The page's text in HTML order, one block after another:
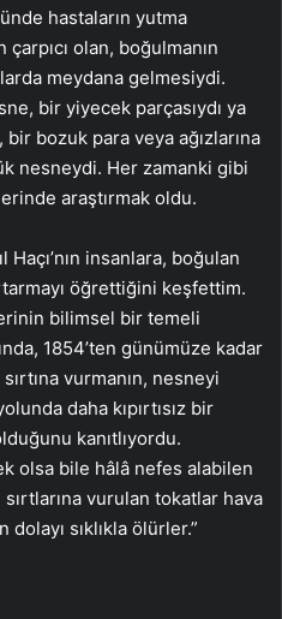
hastaların yutma
olan, boğulmanın
meydana gelmesiydi.
bir yiyecek parçasıydı ya
bozuk para veya ağızlarına
nesneydi. Her zamanki gibi
araştırmak oldu.
Haçı’nın insanlara, boğulan
öğrettiğini keşfettim.
bilimsel bir temeli
1854’ten günümüze kadar
vurmanın, nesneyi
daha kıpırtısız bir
kanıtlıyordu.
olsa bile hâlâ nefes alabilen
vurulan tokatlar hava
dolayı sıklıkla ölürler.”